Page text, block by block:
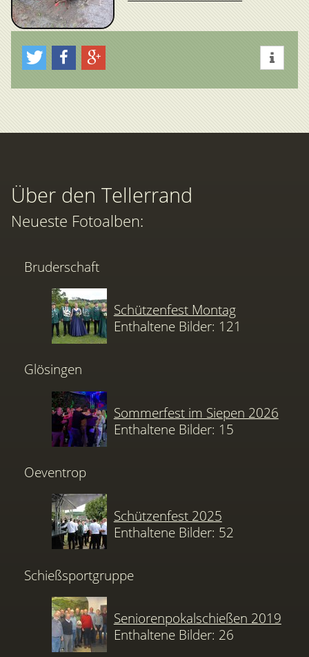
Über den Tellerrand
Neueste Fotoalben:
Bruderschaft
Schützenfest Montag
Enthaltene Bilder: 121
Glösingen
Sommerfest im Siepen 2026
Enthaltene Bilder: 15
Oeventrop
Schützenfest 2025
Enthaltene Bilder: 52
Schießsportgruppe
Seniorenpokalschießen 2019
Enthaltene Bilder: 26